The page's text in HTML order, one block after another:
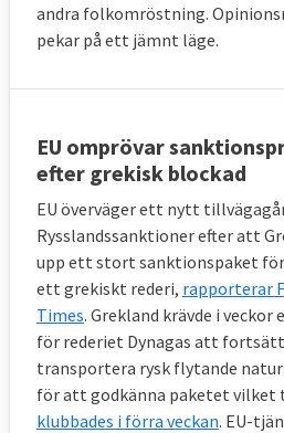
andra folkomröstning.
pekar på ett jämnt läge.
EU omprövar
efter grekisk blockad
EU överväger ett nytt
Rysslandssanktioner efter att
upp ett stort sanktionspaket
ett grekiskt rederi, rapporterar
Times. Grekland krävde i veckor
för rederiet Dynagas att
transportera rysk flytande
för att godkänna paketet
klubbades i förra veckan. EU-